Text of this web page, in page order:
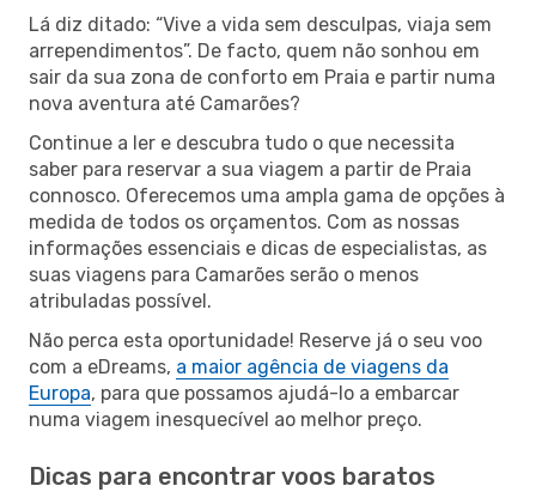
Lá diz ditado: “Vive a vida sem desculpas, viaja sem
arrependimentos”. De facto, quem não sonhou em
sair da sua zona de conforto em Praia e partir numa
nova aventura até Camarões?
Continue a ler e descubra tudo o que necessita
saber para reservar a sua viagem a partir de Praia
connosco. Oferecemos uma ampla gama de opções à
medida de todos os orçamentos. Com as nossas
informações essenciais e dicas de especialistas, as
suas viagens para Camarões serão o menos
atribuladas possível.
Não perca esta oportunidade! Reserve já o seu voo
com a eDreams, a maior agência de viagens da
Europa, para que possamos ajudá-lo a embarcar
numa viagem inesquecível ao melhor preço.
Dicas para encontrar voos baratos